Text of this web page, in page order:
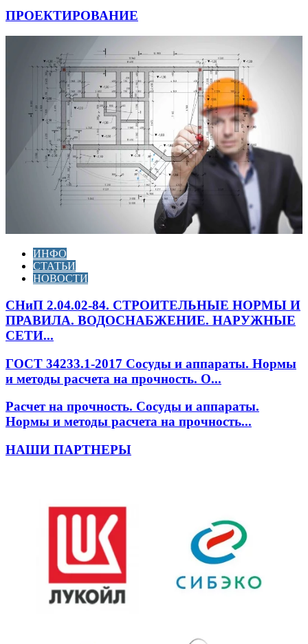
ПРОЕКТИРОВАНИЕ
ИНФО
СТАТЬИ
НОВОСТИ
СНиП 2.04.02-84. СТРОИТЕЛЬНЫЕ НОРМЫ И
ПРАВИЛА. ВОДОСНАБЖЕНИЕ. НАРУЖНЫЕ
СЕТИ...
ГОСТ 34233.1-2017 Сосуды и аппараты. Нормы
и методы расчета на прочность. О...
Расчет на прочность. Сосуды и аппараты.
Нормы и методы расчета на прочность...
НАШИ ПАРТНЕРЫ